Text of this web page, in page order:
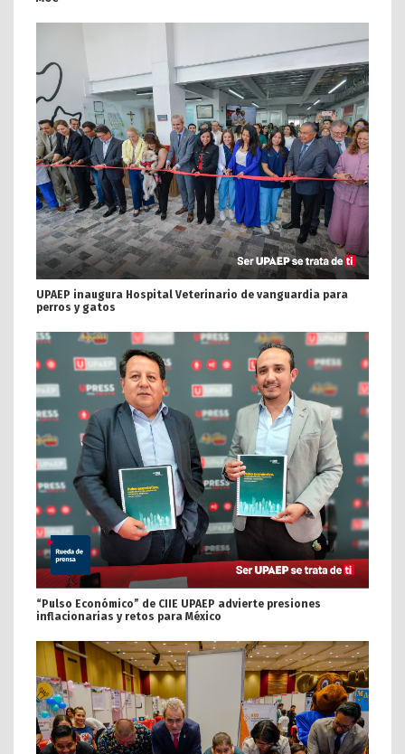
UPAEP inaugura Hospital Veterinario de vanguardia para
perros y gatos
“Pulso Económico” de CIIE UPAEP advierte presiones
inflacionarias y retos para México